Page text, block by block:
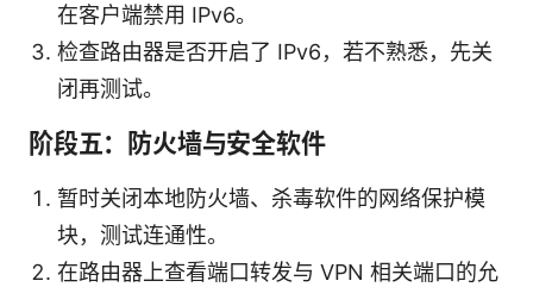
在客户端禁用 IPv6。
检查路由器是否开启了 IPv6，若不熟悉，先关
闭再测试。
阶段五：防火墙与安全软件
暂时关闭本地防火墙、杀毒软件的网络保护模
块，测试连通性。
在路由器上查看端口转发与 VPN 相关端口的允